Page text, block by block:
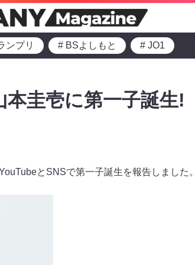
ンプリ # BSよしもと # JO1
本圭壱に第一子誕生!
とSNSで第一子誕生を報告しました。